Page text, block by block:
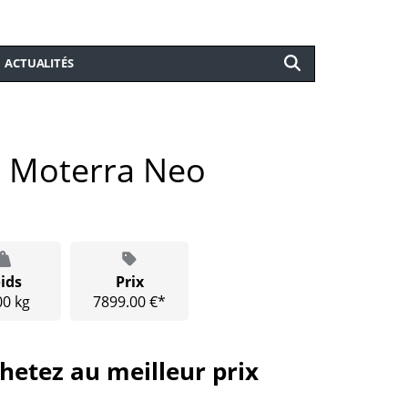
ACTUALITÉS
Moterra Neo
kg
Prix
7899.00 €*
au meilleur prix